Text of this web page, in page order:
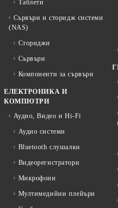
Таблети
Сървъри и сторидж системи
(NAS)
Сториджи
Сървъри
Компоненти за сървъри
ЕЛЕКТРОНИКА И
КОМПЮТРИ
Аудио, Видео и Hi-Fi
Аудио системи
Bluetooth слушалки
Видеорегистратори
Микрофони
Мултимедийни плейъри